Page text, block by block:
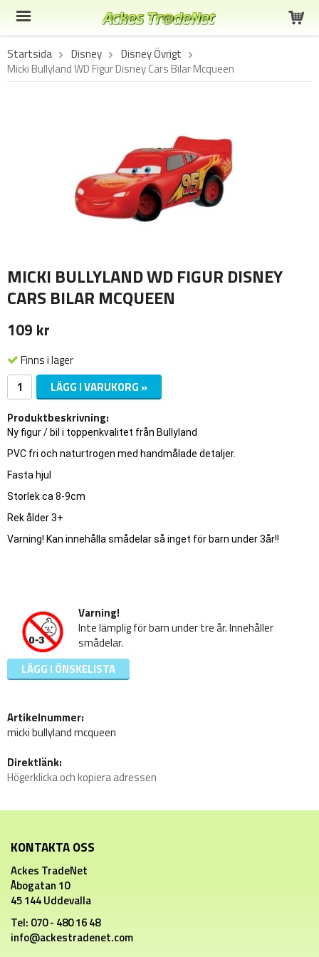
Startsida Disney
Disney Övrigt
Micki Bullyland WD Figur Disney Cars Bilar Mcqueen
MICKI BULLYLAND WD FIGUR DISNEY
CARS BILAR MCQUEEN
109 kr
Finns i lager
LÄGG I VARUKORG »
Produktbeskrivning:
Ny figur / bil i toppenkvalitet från Bullyland
PVC fri och naturtrogen med handmålade detaljer.
Fasta hjul
Storlek ca 8-9cm
Rek ålder 3+
Varning! Kan innehålla smådelar så inget för barn under 3år!!
Varning!
Inte lämplig för barn under tre år. Innehåller
smådelar.
LÄGG I ÖNSKELISTA
Artikelnummer:
micki bullyland mcqueen
Direktlänk:
Högerklicka och kopiera adressen
KONTAKTA OSS
Ackes TradeNet
Åbogatan 10
45 144 Uddevalla
Tel: 070 - 480 16 48
info@ackestradenet.com